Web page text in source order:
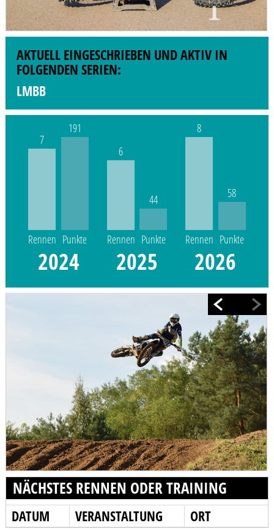
AKTUELL EINGESCHRIEBEN UND AKTIV IN
FOLGENDEN SERIEN:
LMBB
7
Rennen
191
Punkte
2024
6
Rennen
44
Punkte
2025
8
Rennen
58
Punkte
2026
NÄCHSTES RENNEN ODER TRAINING
DATUM VERANSTALTUNG ORT